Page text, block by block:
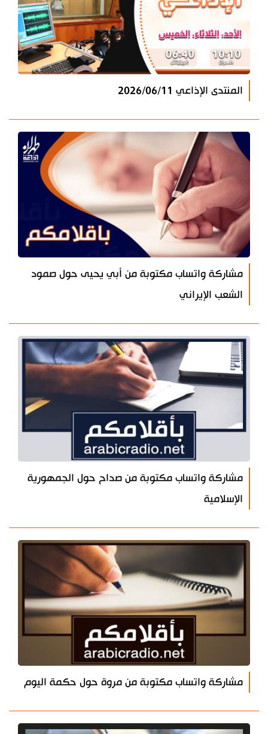
المنتدى الإذاعي 2026/06/11
مشاركة واتساب مكتوبة من أبي يحيى حول صمود
الشعب الإيراني
مشاركة واتساب مكتوبة من صداح حول الجمهورية
الإسلامية
مشاركة واتساب مكتوبة من مروة حول حكمة اليوم